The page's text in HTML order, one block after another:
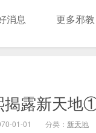
消息 更多邪教
揭露新天
01-01 分类： 新天地